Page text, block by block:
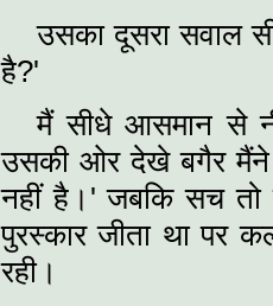
उसका दूसरा सवाल
है?'
मैं सीधे आसमान से
उसकी ओर देखे बगैर मैंने
नहीं है।' जबकि सच तो
पुरस्‍कार जीता था पर
रही।